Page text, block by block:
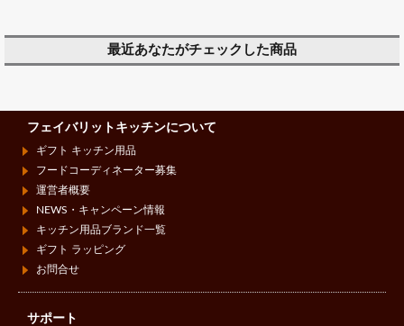
最近あなたがチェックした商品
フェイバリットキッチンについて
ギフト キッチン用品
フードコーディネーター募集
運営者概要
NEWS・キャンペーン情報
キッチン用品ブランド一覧
ギフト ラッピング
お問合せ
サポート